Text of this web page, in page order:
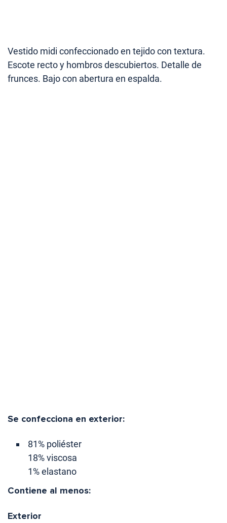
Vestido midi confeccionado en tejido con textura.
Escote recto y hombros descubiertos. Detalle de
frunces. Bajo con abertura en espalda.
Se confecciona en exterior:
81% poliéster
18% viscosa
1% elastano
Contiene al menos:
Exterior